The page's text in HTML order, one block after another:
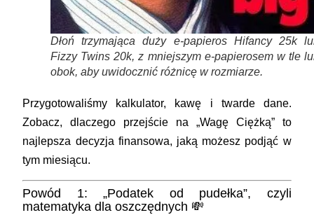
Dłoń trzymająca duży e-papieros Hifancy 25k
Fizzy Twins 20k, z mniejszym e-papierosem w tle
obok, aby uwidocznić różnicę w rozmiarze.
Przygotowaliśmy kalkulator, kawę i twarde dane.
Zobacz, dlaczego przejście na „Wagę Ciężką” to
najlepsza decyzja finansowa, jaką możesz podjąć w
tym miesiącu.
Powód 1: „Podatek od pudełka”, czyli
matematyka dla oszczędnych 💸